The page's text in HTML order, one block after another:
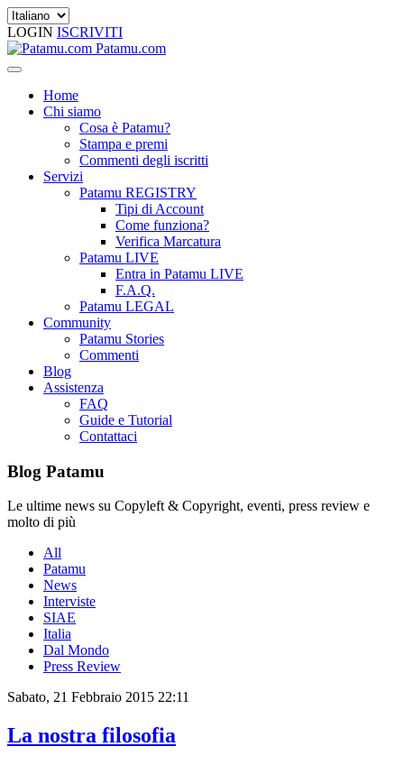
LOGIN ISCRIVITI
Patamu.com
Home
Chi siamo
Cosa è Patamu?
Stampa e premi
Commenti degli iscritti
Servizi
Patamu REGISTRY
Tipi di Account
Come funziona?
Verifica Marcatura
Patamu LIVE
Entra in Patamu LIVE
F.A.Q.
Patamu LEGAL
Community
Patamu Stories
Commenti
Blog
Assistenza
FAQ
Guide e Tutorial
Contattaci
Blog Patamu
Le ultime news su Copyleft & Copyright, eventi, press review e
molto di più
All
Patamu
News
Interviste
SIAE
Italia
Dal Mondo
Press Review
Sabato, 21 Febbraio 2015 22:11
La nostra filosofia